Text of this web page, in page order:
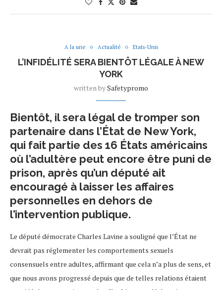
A la une Actualité Etats-Unis
L’INFIDÉLITÉ SERA BIENTÔT LÉGALE À NEW
YORK
written bySafetypromo
Bientôt, il sera légal de tromper son
partenaire dans l’État de New York,
qui fait partie des 16 États américains
où l’adultère peut encore être puni de
prison, après qu’un député ait
encouragé à laisser les affaires
personnelles en dehors de
l’intervention publique.
Le député démocrate Charles Lavine a souligné que l’État ne
devrait pas réglementer les comportements sexuels
consensuels entre adultes, affirmant que cela n’a plus de sens, et
que nous avons progressé depuis que de telles relations étaient